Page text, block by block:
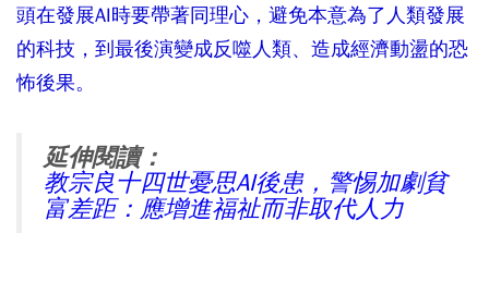
頭在發展AI時要帶著同理心，避免本意為了人類發展
的科技，到最後演變成反噬人類、造成經濟動盪的恐
怖後果。
延伸閱讀：
教宗良十四世憂思AI後患，警惕加劇貧
富差距：應增進福祉而非取代人力